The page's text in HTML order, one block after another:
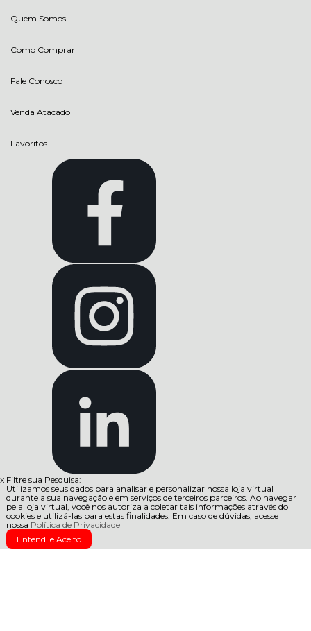
Quem Somos
Como Comprar
Fale Conosco
Venda Atacado
Favoritos
x Filtre sua Pesquisa:
Utilizamos seus dados para analisar e personalizar nossa loja virtual
durante a sua navegação e em serviços de terceiros parceiros. Ao navegar
pela loja virtual, você nos autoriza a coletar tais informações através do
cookies e utilizá-las para estas finalidades. Em caso de dúvidas, acesse
nossa Política de Privacidade
Entendi e Aceito